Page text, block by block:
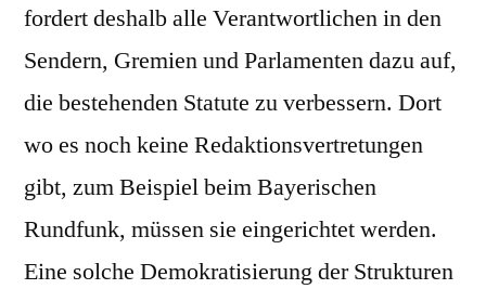
fordert deshalb alle Verantwortlichen in den
Sendern, Gremien und Parlamenten dazu auf,
die bestehenden Statute zu verbessern. Dort
wo es noch keine Redaktionsvertretungen
gibt, zum Beispiel beim Bayerischen
Rundfunk, müssen sie eingerichtet werden.
Eine solche Demokratisierung der Strukturen